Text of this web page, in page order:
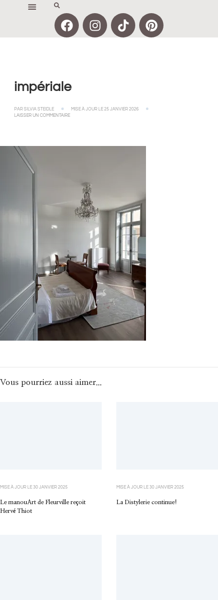
impériale
PAR SILVIA STEIDLE MISE À JOUR LE 25 JANVIER 2026
LAISSER UN COMMENTAIRE
Vous pourriez aussi aimer...
MISE À JOUR LE 30 JANVIER 2025
Le manouArt de Fleurville reçoit
Hervé Thiot
MISE À JOUR LE 30 JANVIER 2025
La Distylerie continue!